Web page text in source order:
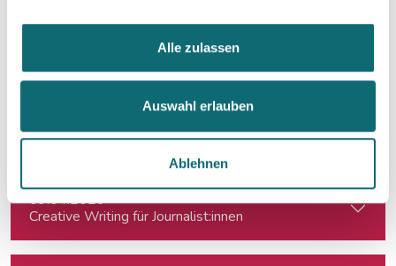
Alle zulassen
Auswahl erlauben
Ablehnen
How to Social Media - Onlinepräsenz aufbauen & Beiträge
09.04.2026
Creative Writing für Journalist:innen